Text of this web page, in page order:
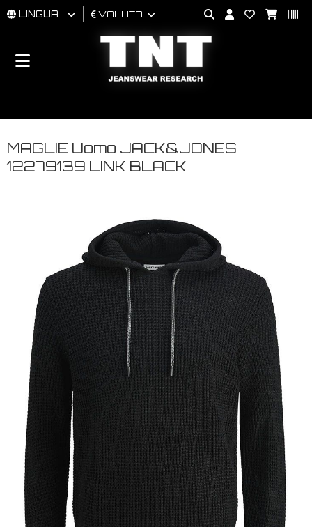
UOMO
BRAND
LINGUA VALUTA
MAGLIE Uomo JACK&JONES
12279139 LINK BLACK